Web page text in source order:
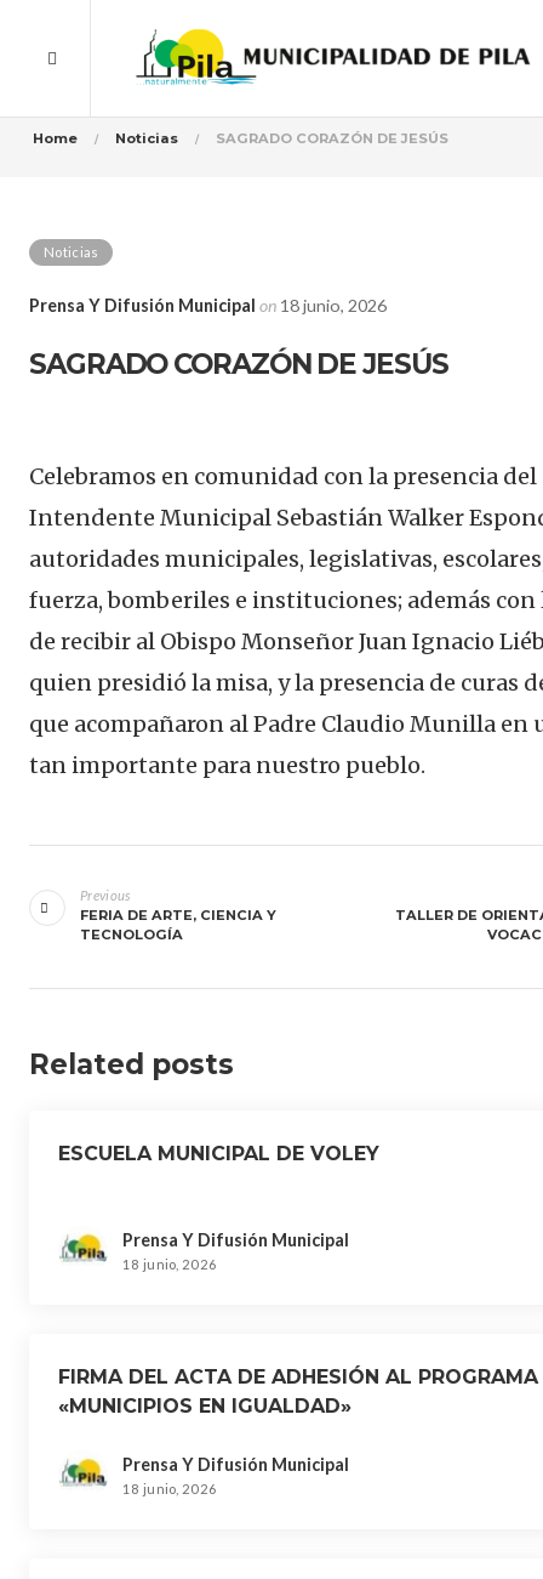
Home Noticias SAGRADO CORAZÓN DE JESÚS
Noticias
Prensa Y Difusión Municipal on 18 junio, 2026
SAGRADO CORAZÓN DE JESÚS
Celebramos en comunidad con la presencia del
Intendente Municipal Sebastián Walker
autoridades municipales, legislativas,
fuerza, bomberiles e instituciones; además con
de recibir al Obispo Monseñor Juan Ignacio
quien presidió la misa, y la presencia de curas
que acompañaron al Padre Claudio Munilla en
tan importante para nuestro pueblo.
de
entradas
Previous
FERIA DE ARTE, CIENCIA Y
TECNOLOGÍA
TALLER DE
Related posts
ESCUELA MUNICIPAL DE VOLEY
Prensa Y Difusión Municipal
18 junio, 2026
FIRMA DEL ACTA DE ADHESIÓN AL PROGRAMA
«MUNICIPIOS EN IGUALDAD»
Prensa Y Difusión Municipal
18 junio, 2026